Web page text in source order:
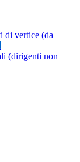
di vertice (da
(dirigenti non